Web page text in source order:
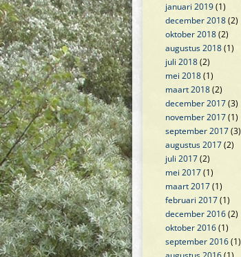
januari 2019(1)
december 2018(2)
oktober 2018(2)
augustus 2018(1)
juli 2018(2)
mei 2018(1)
maart 2018(2)
december 2017(3)
november 2017(1)
september 2017(3)
augustus 2017(2)
juli 2017(2)
mei 2017(1)
maart 2017(1)
februari 2017(1)
december 2016(2)
oktober 2016(1)
september 2016(1)